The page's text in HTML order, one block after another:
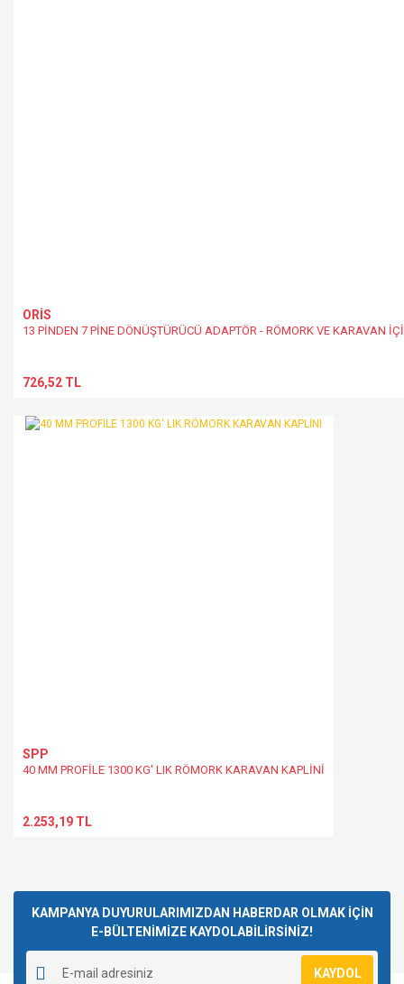
ORİS
13 PİNDEN 7 PİNE DÖNÜŞTÜRÜCÜ ADAPTÖR - RÖMORK VE KARAVAN
726,52 TL
SPP
40 MM PROFİLE 1300 KG' LIK RÖMORK KARAVAN KAPLİNİ
2.253,19 TL
KAMPANYA DUYURULARIMIZDAN HABERDAR OLMAK İÇİN
E-BÜLTENİMİZE KAYDOLABİLİRSİNİZ!
KAYDOL